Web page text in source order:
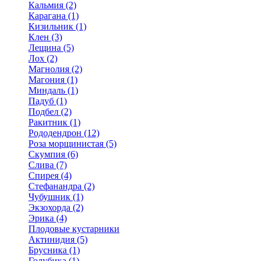
Кальмия (2)
Карагана (1)
Кизильник (1)
Клен (3)
Лещина (5)
Лох (2)
Магнолия (2)
Магония (1)
Миндаль (1)
Падуб (1)
Подбел (2)
Ракитник (1)
Рододендрон (12)
Роза морщинистая (5)
Скумпия (6)
Слива (7)
Спирея (4)
Стефанандра (2)
Чубушник (1)
Экзохорда (2)
Эрика (4)
Плодовые кустарники
Актинидия (5)
Брусника (1)